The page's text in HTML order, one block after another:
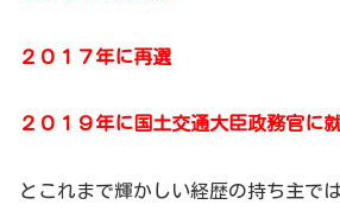
２０１７年に再選
２０１９年に国土交通大臣政務官に
とこれまで輝かしい経歴の持ち主で